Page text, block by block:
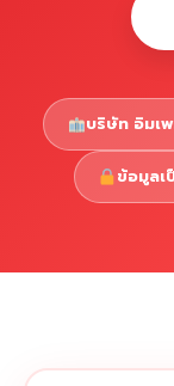
Copyright
บริษัท อิมเ
ข้อมูลเ